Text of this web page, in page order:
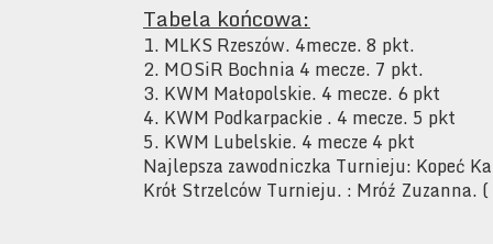
Tabela końcowa:
1. MLKS Rzeszów. 4mecze. 8 pkt.
2. MOSiR Bochnia 4 mecze. 7 pkt.
3. KWM Małopolskie. 4 mecze. 6 pkt
4. KWM Podkarpackie . 4 mecze. 5 pkt
5. KWM Lubelskie. 4 mecze 4 pkt
Najlepsza zawodniczka Turnieju: Kopeć
Krół Strzelców Turnieju. : Mróź Zuzanna. (